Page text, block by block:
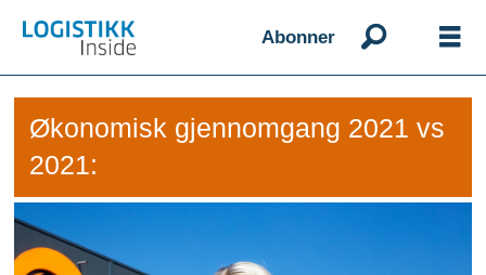
Abonner
Økonomisk gjennomgang 2021 vs
2021: